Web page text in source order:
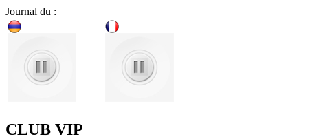
Journal du :
CLUB VIP